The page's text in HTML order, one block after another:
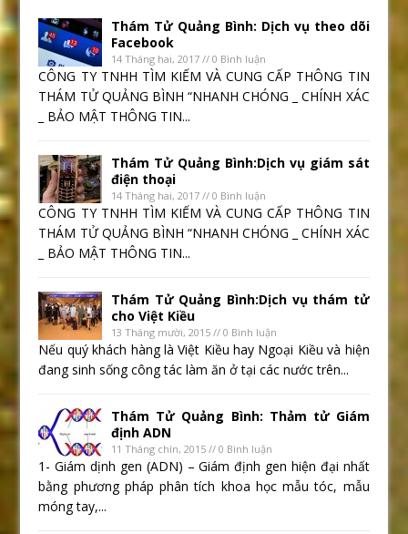
Thám Tử Quảng Bình: Dịch vụ theo dõi
Facebook
14 Tháng hai, 2017 // 0 Bình luận
CÔNG TY TNHH TÌM KIẾM VÀ CUNG CẤP THÔNG TIN
THÁM TỬ QUẢNG BÌNH “NHANH CHÓNG _ CHÍNH XÁC
_ BẢO MẬT THÔNG TIN...
Thám Tử Quảng Bình:Dịch vụ giám sát
điện thoại
14 Tháng hai, 2017 // 0 Bình luận
CÔNG TY TNHH TÌM KIẾM VÀ CUNG CẤP THÔNG TIN
THÁM TỬ QUẢNG BÌNH “NHANH CHÓNG _ CHÍNH XÁC
_ BẢO MẬT THÔNG TIN...
Thám Tử Quảng Bình:Dịch vụ thám tử
cho Việt Kiều
13 Tháng mười, 2015 // 0 Bình luận
Nếu quý khách hàng là Việt Kiều hay Ngoại Kiều và hiện
đang sinh sống công tác làm ăn ở tại các nước trên...
Thám Tử Quảng Bình: Thảm tử Giám
định ADN
11 Tháng chín, 2015 // 0 Bình luận
1- Giám dịnh gen (ADN) – Giám định gen hiện đại nhất
bằng phương pháp phân tích khoa học mẫu tóc, mẫu
móng tay,...